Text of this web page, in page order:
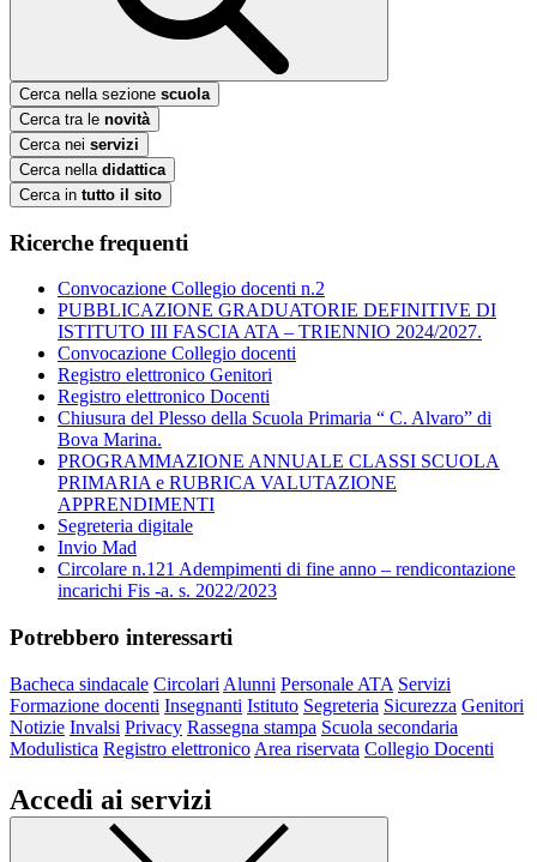
Cerca nella sezione scuola
Cerca tra le novità
Cerca nei servizi
Cerca nella didattica
Cerca in tutto il sito
Ricerche frequenti
Convocazione Collegio docenti n.2
PUBBLICAZIONE GRADUATORIE DEFINITIVE DI
ISTITUTO III FASCIA ATA – TRIENNIO 2024/2027.
Convocazione Collegio docenti
Registro elettronico Genitori
Registro elettronico Docenti
Chiusura del Plesso della Scuola Primaria “ C. Alvaro” di
Bova Marina.
PROGRAMMAZIONE ANNUALE CLASSI SCUOLA
PRIMARIA e RUBRICA VALUTAZIONE
APPRENDIMENTI
Segreteria digitale
Invio Mad
Circolare n.121 Adempimenti di fine anno – rendicontazione
incarichi Fis -a. s. 2022/2023
Potrebbero interessarti
Bacheca sindacale Circolari Alunni Personale ATA Servizi
Formazione docenti Insegnanti Istituto Segreteria Sicurezza Genitori
Notizie Invalsi Privacy Rassegna stampa Scuola secondaria
Modulistica Registro elettronico Area riservata Collegio Docenti
Accedi ai servizi